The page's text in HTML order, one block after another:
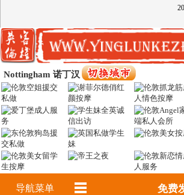
Nottingham 诺丁汉
导航菜单 免费